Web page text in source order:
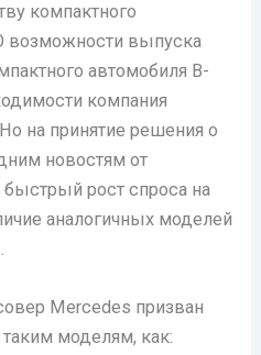
компактного
возможности выпуска
автомобиля В-
компания
на принятие решения о
новостям от
рост спроса на
аналогичных моделей
Mercedes призван
моделям, как: